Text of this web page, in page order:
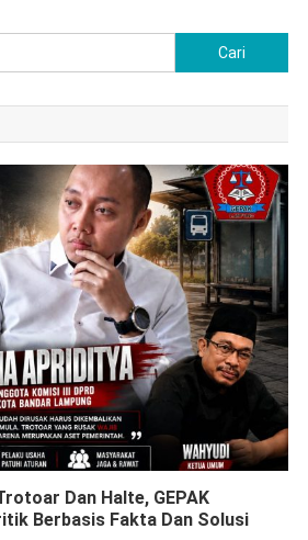
untuk:
Dan Halte, GEPAK
Berbasis Fakta Dan Solusi